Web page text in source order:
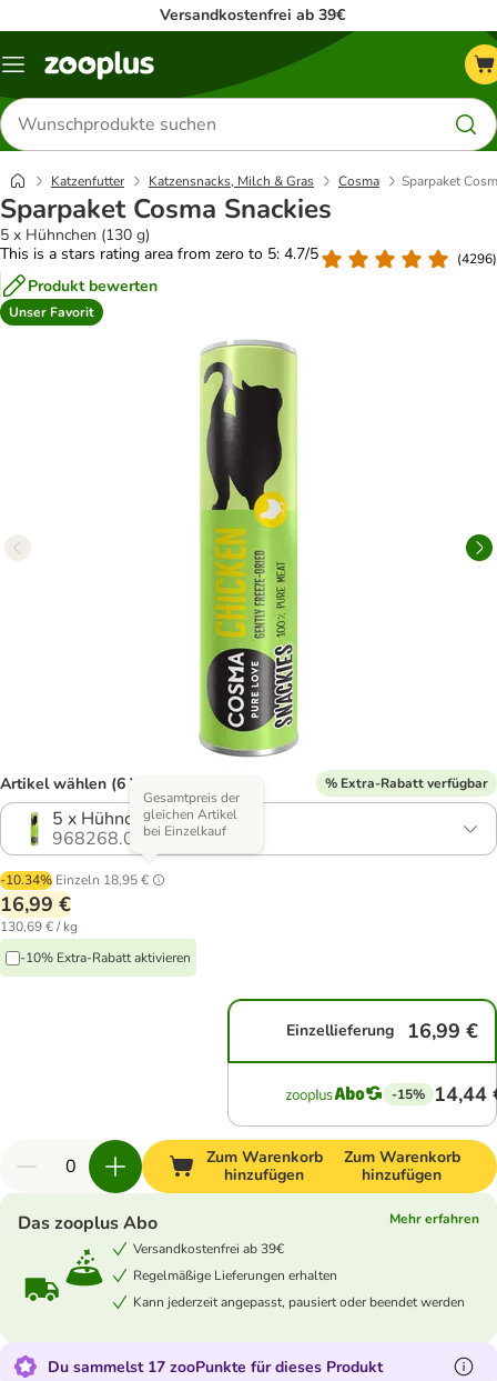
Versandkostenfrei ab 39€
Menü
Produkte
suchen
Katzenfutter Katzensnacks, Milch & Gras Cosma Sparpaket
Sparpaket Cosma Snackies
5 x Hühnchen (130 g)
This is a stars rating area from zero to 5: 4.7/5
(4296)
Produkt bewerten
Unser Favorit
Artikel wählen (6 Varianten) % Extra-Rabatt verfügbar
5 x Hühnchen (130 g)
968268.0
-10.34% Einzeln 18,95 €
Gesamtpreis der
gleichen Artikel
bei Einzelkauf
16,99 €
130,69 € / kg
-10% Extra-Rabatt aktivieren
Einzellieferung 16,99 €
-15% 14,44
Zum Warenkorb
hinzufügen
Zum Warenkorb
hinzufügen
Das zooplus Abo
Mehr erfahren
Versandkostenfrei ab 39€
Regelmäßige Lieferungen erhalten
Kann jederzeit angepasst, pausiert oder beendet werden
Du sammelst 17 zooPunkte für dieses Produkt